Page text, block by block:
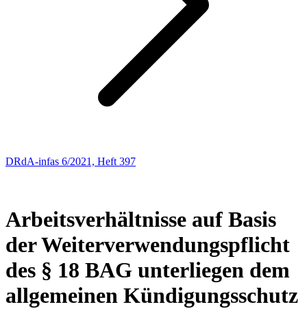
DRdA-infas 6/2021, Heft 397
Arbeitsverhältnisse auf Basis
der Weiterverwendungspflicht
des § 18 BAG unterliegen dem
allgemeinen Kündigungsschutz